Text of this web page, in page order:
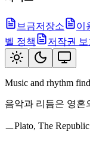
브금저장소 이
벨 정책
저작권
Music and rhythm
음악과 리듬은 영혼
ㅡPlato, The